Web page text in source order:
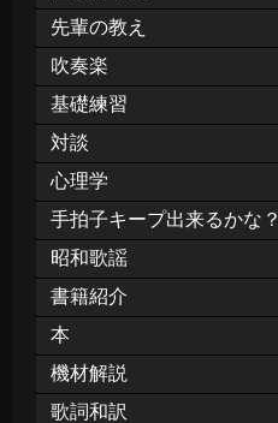
先輩の教え
吹奏楽
基礎練習
対談
心理学
手拍子キープ出来るかな？
昭和歌謡
書籍紹介
本
機材解説
歌詞和訳